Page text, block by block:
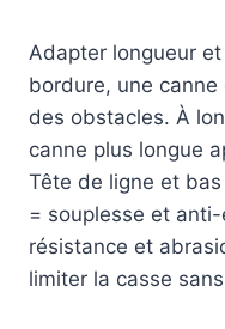
Adapter longueur et
bordure, une
des obstacles. À
canne plus longue
Tête de ligne et
= souplesse et
résistance et
limiter la casse